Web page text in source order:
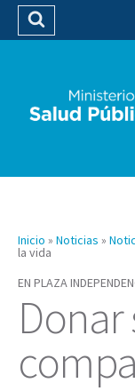
Buscar
Inicio » Noticias »
la vida
EN PLAZA
Donar